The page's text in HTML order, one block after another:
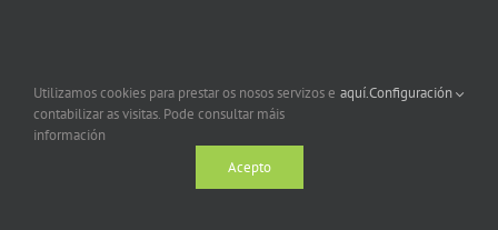
Utilizamos cookies para prestar os nosos servizos e
contabilizar as visitas. Pode consultar máis
información
aquí.Configuración
Acepto